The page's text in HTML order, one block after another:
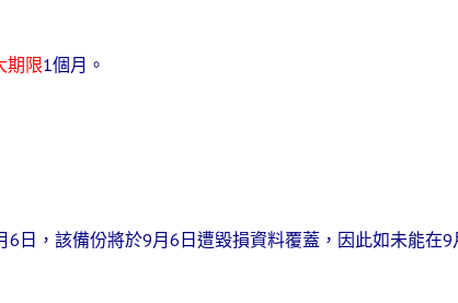
期限1個月 。
6日，該備份將於9月6日遭毀損資料覆蓋，因此如未能在9